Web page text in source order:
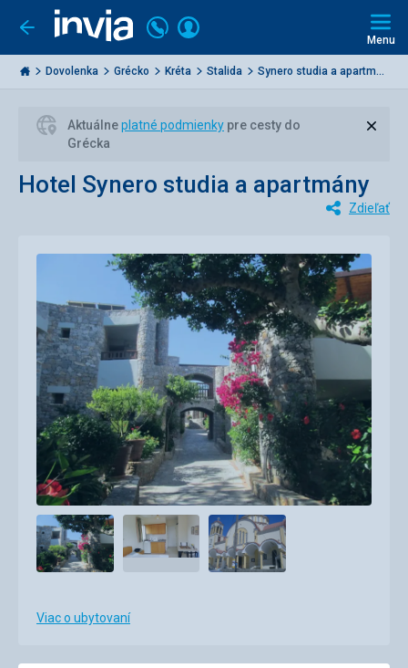
Ísť
späť
Invia.sk
Volajte
+421
2
3221
Prihlásiť
Menu
Dovolenka Grécko Kréta Stalida Synero studia a apartm...
Aktuálneplatné podmienky pre cesty do
Grécka
Hotel Synero studia a apartmány
Zdieľať
Viac o ubytovaní